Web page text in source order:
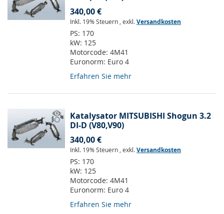
340,00 €
Inkl. 19% Steuern , exkl.Versandkosten
PS: 170
kW: 125
Motorcode: 4M41
Euronorm: Euro 4
Erfahren Sie mehr
Katalysator MITSUBISHI Shogun 3.2
DI-D (V80,V90)
340,00 €
Inkl. 19% Steuern , exkl.Versandkosten
PS: 170
kW: 125
Motorcode: 4M41
Euronorm: Euro 4
Erfahren Sie mehr